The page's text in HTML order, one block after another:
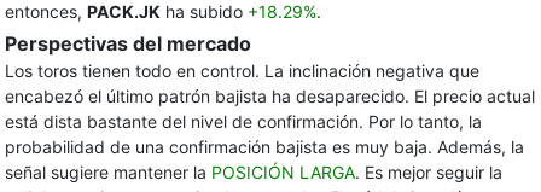
entonces, PACK.JK ha subido +18.29%.
Perspectivas del mercado
Los toros tienen todo en control. La inclinación negativa que
encabezó el último patrón bajista ha desaparecido. El precio actual
está dista bastante del nivel de confirmación. Por lo tanto, la
probabilidad de una confirmación bajista es muy baja. Además, la
señal sugiere mantener la POSICIÓN LARGA. Es mejor seguir la